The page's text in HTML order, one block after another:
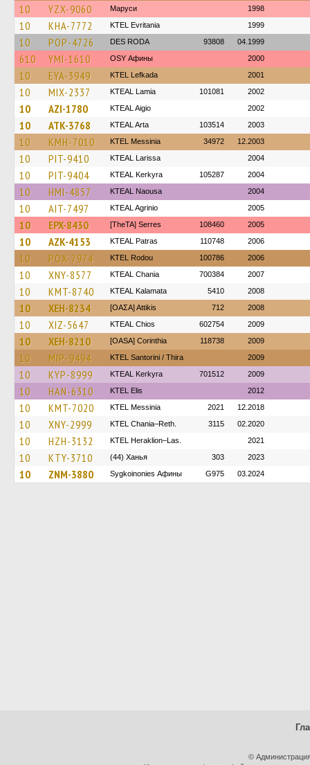
10 YZX-9060 Маруси 1998
10 KHA-7772 ΚΤΕL Evritania 1999
10 POP-4726 DES RODA 93808 04.1999
610 YMI-1610 OSY Афины 2000
10 EYA-3949 KTEL Lefkada 2001
10 MIX-2337 KTEAL Lamia 101081 2002
10 AZI-1780 KTEAL Aigio 2002
10 ATK-3768 KTEAL Arta 103514 2003
10 KMH-7010 KTEL Messinia 34972 12.2003
10 PIT-9410 KTEAL Larissa 2004
10 PIT-9404 KTEAL Kerkyra 105287 2004
10 HMI-4857 KTEAL Naousa 2004
10 AIT-7497 KTEAL Agrinio 2005
10 EPX-8430 [TheTA] Serres 108460 2005
10 AZK-4153 KTEAL Patras 110748 2006
10 POX-7974 ΚΤΕL Rodou 100786 2006
10 XNY-8577 KTEAL Chania 700384 2007
10 KMT-8740 KTEAL Kalamata 5410 2008
10 XEH-8234 [ΟΑΣΑ] Αttikis 712 2008
10 XIZ-5647 KTEAL Chios 602754 2009
10 XEH-8210 [OASA] Corinthia 118738 2009
10 MIP-9494 KTEL Santorini / Thira 2009
10 KYP-8999 KTEAL Kerkyra 701512 2009
10 HAN-6310 KTEL Elis 2012
10 KMT-7020 KTEL Messinia 2021 12.2018
10 XNY-2999 KTEL Chania–Reth. 3115 02.2020
10 HZH-3132 KTEL Heraklion–Las. 2021
10 KTY-3710 (44) Ханья 303 2023
10 ZNM-3880 Sygkoinonies Афины G975 03.2024
©